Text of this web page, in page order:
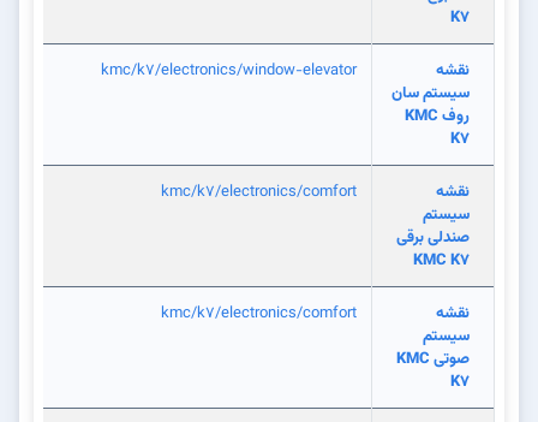
K7
نقشه
سیستم سان
روف KMC
K7
kmc/k7/electronics/window-elevator
نقشه
سیستم
صندلی برقی
KMC K7
kmc/k7/electronics/comfort
نقشه
سیستم
صوتی KMC
K7
kmc/k7/electronics/comfort